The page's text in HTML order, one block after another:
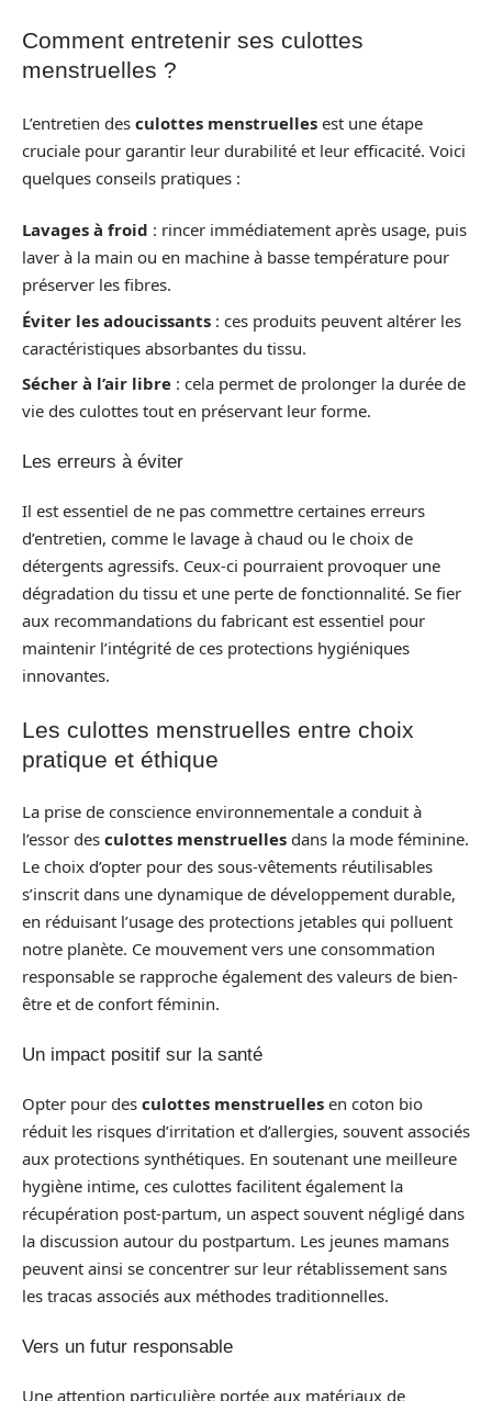
Comment entretenir ses culottes
menstruelles ?
L’entretien des culottes menstruelles est une étape
cruciale pour garantir leur durabilité et leur efficacité. Voici
quelques conseils pratiques :
Lavages à froid : rincer immédiatement après usage, puis
laver à la main ou en machine à basse température pour
préserver les fibres.
Éviter les adoucissants : ces produits peuvent altérer les
caractéristiques absorbantes du tissu.
Sécher à l’air libre : cela permet de prolonger la durée de
vie des culottes tout en préservant leur forme.
Les erreurs à éviter
Il est essentiel de ne pas commettre certaines erreurs
d’entretien, comme le lavage à chaud ou le choix de
détergents agressifs. Ceux-ci pourraient provoquer une
dégradation du tissu et une perte de fonctionnalité. Se fier
aux recommandations du fabricant est essentiel pour
maintenir l’intégrité de ces protections hygiéniques
innovantes.
Les culottes menstruelles entre choix
pratique et éthique
La prise de conscience environnementale a conduit à
l’essor des culottes menstruelles dans la mode féminine.
Le choix d’opter pour des sous-vêtements réutilisables
s’inscrit dans une dynamique de développement durable,
en réduisant l’usage des protections jetables qui polluent
notre planète. Ce mouvement vers une consommation
responsable se rapproche également des valeurs de bien-
être et de confort féminin.
Un impact positif sur la santé
Opter pour des culottes menstruelles en coton bio
réduit les risques d’irritation et d’allergies, souvent associés
aux protections synthétiques. En soutenant une meilleure
hygiène intime, ces culottes facilitent également la
récupération post-partum, un aspect souvent négligé dans
la discussion autour du postpartum. Les jeunes mamans
peuvent ainsi se concentrer sur leur rétablissement sans
les tracas associés aux méthodes traditionnelles.
Vers un futur responsable
Une attention particulière portée aux matériaux de